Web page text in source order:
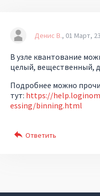
Денис В. 01 Март, 23
В узле квантование
целый, вещественный,
Подробнее можно
тут: https://
essing/binning.html